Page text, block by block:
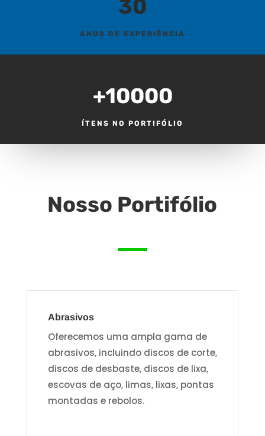
30
ANOS DE EXPERIÊNCIA
+10000
ÍTENS NO PORTIFÓLIO
Nosso Portifólio
Abrasivos
Oferecemos uma ampla gama de
abrasivos, incluindo discos de corte,
discos de desbaste, discos de lixa,
escovas de aço, limas, lixas, pontas
montadas e rebolos.